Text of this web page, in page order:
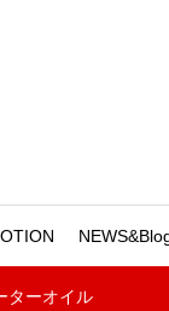
ターオイル